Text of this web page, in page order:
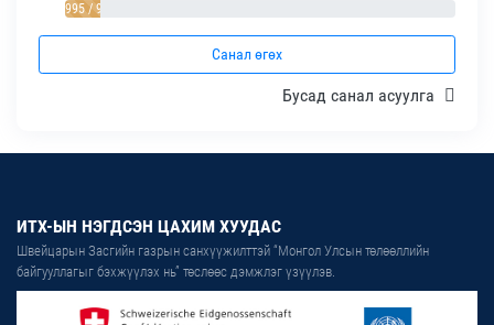
995 / 9%
Санал өгөх
Бусад санал асуулга
ИТХ-ЫН НЭГДСЭН ЦАХИМ ХУУДАС
Швейцарын Засгийн газрын санхүүжилттэй “Монгол Улсын төлөөллийн
байгууллагыг бэхжүүлэх нь” төслөөс дэмжлэг үзүүлэв.